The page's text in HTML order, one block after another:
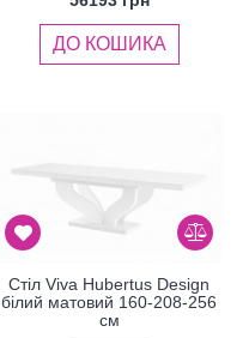
ДО КОШИКА
Стіл Viva Hubertus Design
білий матовий 160-208-256
см